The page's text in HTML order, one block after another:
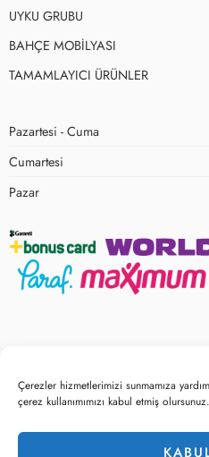
Çerezler hizmetlerimizi sunmamıza
çerez kullanımımızı kabul etmiş olursunuz.
UYKU GRUBU
BAHÇE MOBİLYASI
TAMAMLAYICI ÜRÜNLER
Pazartesi - Cuma
Cumartesi
Pazar
© 2023 – Tüm hakları